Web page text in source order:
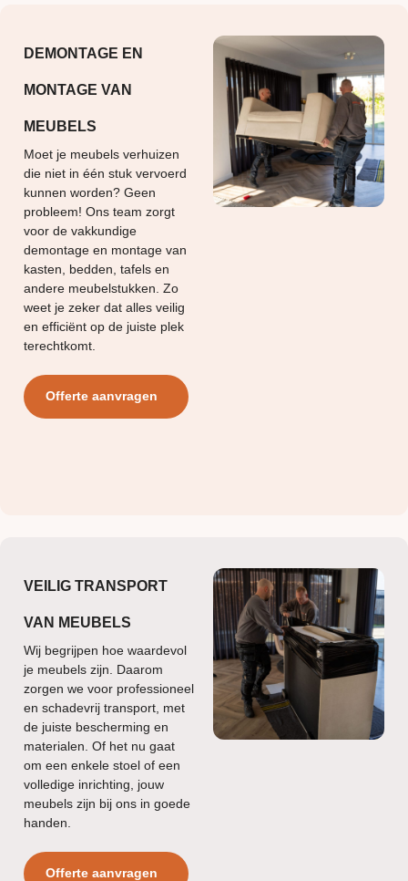
DEMONTAGE EN
MONTAGE VAN
MEUBELS
Moet je meubels verhuizen
die niet in één stuk vervoerd
kunnen worden? Geen
probleem! Ons team zorgt
voor de vakkundige
demontage en montage van
kasten, bedden, tafels en
andere meubelstukken. Zo
weet je zeker dat alles veilig
en efficiënt op de juiste plek
terechtkomt.
Offerte aanvragen
VEILIG TRANSPORT
VAN MEUBELS
Wij begrijpen hoe waardevol
je meubels zijn. Daarom
zorgen we voor professioneel
en schadevrij transport, met
de juiste bescherming en
materialen. Of het nu gaat
om een enkele stoel of een
volledige inrichting, jouw
meubels zijn bij ons in goede
handen.
Offerte aanvragen